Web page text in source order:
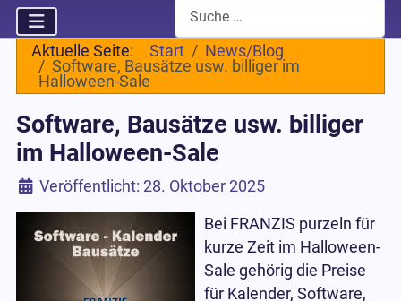
Suchen
Aktuelle Seite: Start
News/Blog
Software, Bausätze usw. billiger im
Halloween-Sale
Software, Bausätze usw. billiger
im Halloween-Sale
Details
Veröffentlicht: 28. Oktober 2025
Bei FRANZIS purzeln für
kurze Zeit im Halloween-
Sale gehörig die Preise
für Kalender, Software,